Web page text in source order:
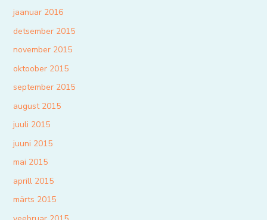
jaanuar 2016
detsember 2015
november 2015
oktoober 2015
september 2015
august 2015
juuli 2015
juuni 2015
mai 2015
aprill 2015
märts 2015